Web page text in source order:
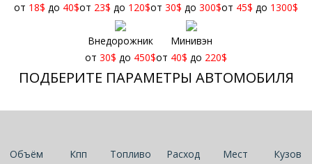
от 18$ до 40$от 23$ до 120$от 30$ до 300$от 45$ до 1300$
Внедорожник
от 30$ до 450$
Минивэн
от 40$ до 220$
ПОДБЕРИТЕ ПАРАМЕТРЫ АВТОМОБИЛЯ
Объём Кпп Топливо Расход Мест Кузов